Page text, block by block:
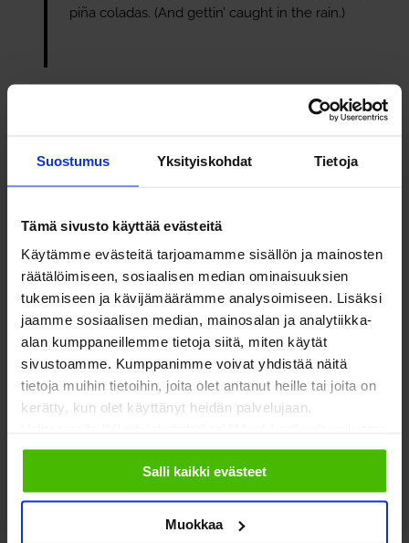
Suostumus Yksityiskohdat Tietoja
Tämä sivusto käyttää evästeitä
Käytämme evästeitä tarjoamamme sisällön ja mainosten
räätälöimiseen, sosiaalisen median ominaisuuksien
tukemiseen ja kävijämäärämme analysoimiseen. Lisäksi
jaamme sosiaalisen median, mainosalan ja analytiikka-
alan kumppaneillemme tietoja siitä, miten käytät
sivustoamme. Kumppanimme voivat yhdistää näitä
tietoja muihin tietoihin, joita olet antanut heille tai joita on
kerätty, kun olet käyttänyt heidän palvelujaan.
sallimiisi evästeisiin.
Salli kaikki evästeet
Muokkaa
piña coladas. (And gettin’ caught in the rain.)
The XYZ Doohickey Company was founded in
1971, and has been providing quality doohickeys
XYZ employs over 2,000 people and does all
kinds of awesome things for the Gotham
community.
As a new WordPress user, you should go toyour
dashboardto delete this page and create new pages for
your content. Have fun!
TALOUDELLISTA ISÄNNÖINTIÄ